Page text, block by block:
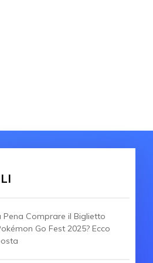
Pena Comprare il Biglietto
Go Fest 2025? Ecco